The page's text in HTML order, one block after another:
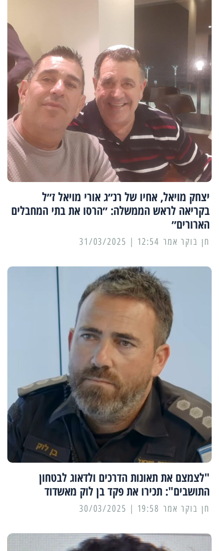
יצחק מויאל, אחיו של רנ״ג אורי מויאל ז״ל
בקריאה לראש הממשלה: ״הרסו את בתי המחבלים
הארורים״
12:54 | 31/03/2025
"לצמצם את תאונות הדרכים ולדאוג לבטחון
התושבים": תכירו את פקד בן לוק מאשדוד
19:58 | 30/03/2025